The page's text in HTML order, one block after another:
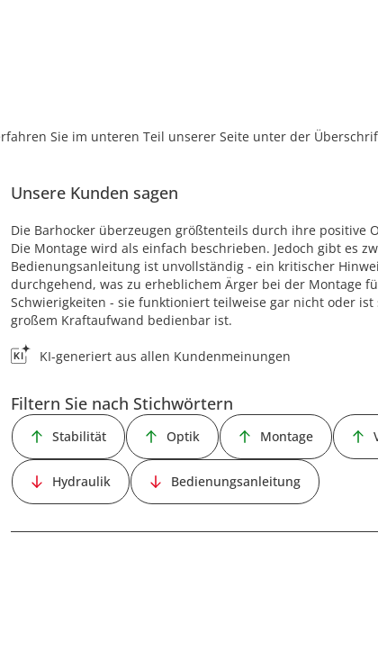
Sie im unteren Teil unserer Seite unter der
Unsere Kunden sagen
Die Barhocker überzeugen größtenteils durch ihre
Die Montage wird als einfach beschrieben. Jedoch gibt es
Bedienungsanleitung ist unvollständig - ein kritischer
durchgehend, was zu erheblichem Ärger bei der Montage
Schwierigkeiten - sie funktioniert teilweise gar nicht oder
großem Kraftaufwand bedienbar ist.
KI-generiert aus allen Kundenmeinungen
Filtern Sie nach Stichwörtern
Stabilität Optik Montage
Hydraulik Bedienungsanleitung